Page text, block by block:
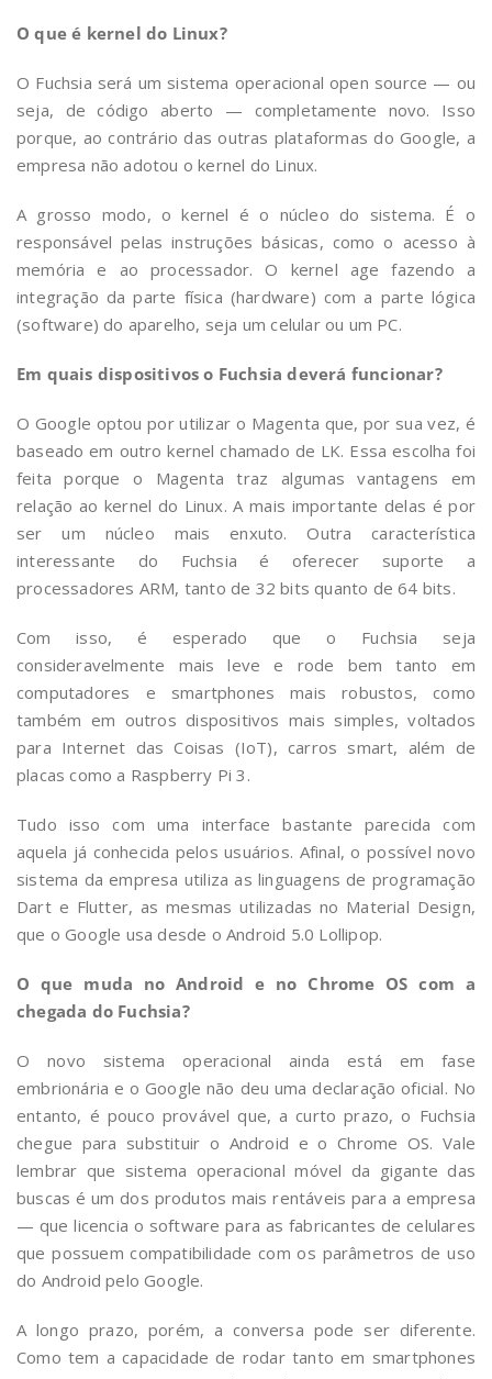
O que é kernel do Linux?
O Fuchsia será um sistema operacional open source — ou
seja, de código aberto — completamente novo. Isso
porque, ao contrário das outras plataformas do Google, a
empresa não adotou o kernel do Linux.
A grosso modo, o kernel é o núcleo do sistema. É o
responsável pelas instruções básicas, como o acesso à
memória e ao processador. O kernel age fazendo a
integração da parte física (hardware) com a parte lógica
(software) do aparelho, seja um celular ou um PC.
Em quais dispositivos o Fuchsia deverá funcionar?
O Google optou por utilizar o Magenta que, por sua vez, é
baseado em outro kernel chamado de LK. Essa escolha foi
feita porque o Magenta traz algumas vantagens em
relação ao kernel do Linux. A mais importante delas é por
ser um núcleo mais enxuto. Outra característica
interessante do Fuchsia é oferecer suporte a
processadores ARM, tanto de 32 bits quanto de 64 bits.
Com isso, é esperado que o Fuchsia seja
consideravelmente mais leve e rode bem tanto em
computadores e smartphones mais robustos, como
também em outros dispositivos mais simples, voltados
para Internet das Coisas (IoT), carros smart, além de
placas como a Raspberry Pi 3.
Tudo isso com uma interface bastante parecida com
aquela já conhecida pelos usuários. Afinal, o possível novo
sistema da empresa utiliza as linguagens de programação
Dart e Flutter, as mesmas utilizadas no Material Design,
que o Google usa desde o Android 5.0 Lollipop.
O que muda no Android e no Chrome OS com a
chegada do Fuchsia?
O novo sistema operacional ainda está em fase
embrionária e o Google não deu uma declaração oficial. No
entanto, é pouco provável que, a curto prazo, o Fuchsia
chegue para substituir o Android e o Chrome OS. Vale
lembrar que sistema operacional móvel da gigante das
buscas é um dos produtos mais rentáveis para a empresa
— que licencia o software para as fabricantes de celulares
que possuem compatibilidade com os parâmetros de uso
do Android pelo Google.
A longo prazo, porém, a conversa pode ser diferente.
Como tem a capacidade de rodar tanto em smartphones